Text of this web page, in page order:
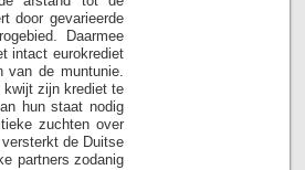
door gevarieerde
Daarmee
intact eurokrediet
van de muntunie.
kwijt zijn krediet te
hun staat nodig
zuchten over
de Duitse
partners zodanig